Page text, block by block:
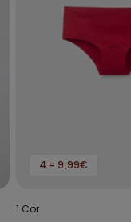
4 = 9,99€
1 Cor